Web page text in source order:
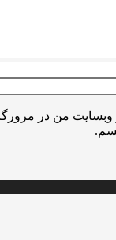
وبسایت من در